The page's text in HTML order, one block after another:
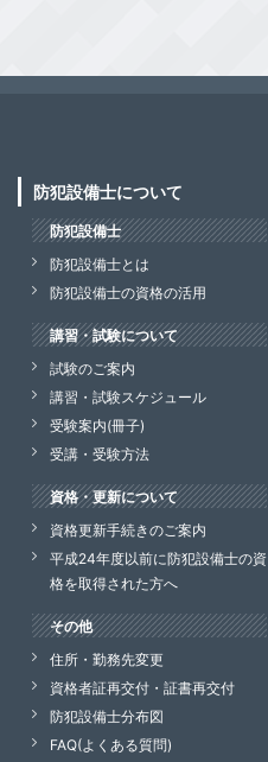
防犯設備士について
防犯設備士
防犯設備士とは
防犯設備士の資格の活用
講習・試験について
試験のご案内
講習・試験スケジュール
受験案内(冊子)
受講・受験方法
資格・更新について
資格更新手続きのご案内
平成24年度以前に防犯設備士の資
格を取得された方へ
その他
住所・勤務先変更
資格者証再交付・証書再交付
防犯設備士分布図
FAQ(よくある質問)